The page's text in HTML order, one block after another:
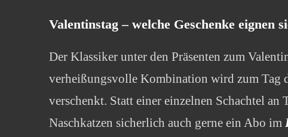
Valentinstag – welche Geschenke eignen
Der Klassiker unter den Präsenten zum
verheißungsvolle Kombination wird zum Tag
verschenkt. Statt einer einzelnen Schachtel
Naschkatzen sicherlich auch gerne ein Abo im